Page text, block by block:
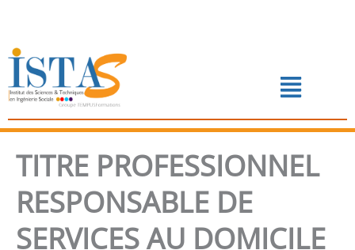
contenu
Menu
📅 PRENDRE RENDEZ-VOUS
TITRE PROFESSIONNEL
RESPONSABLE DE
SERVICES AU DOMICILE